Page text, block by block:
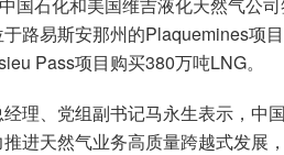
路易斯安那州的Plaquemines项
Pass项目购买380万吨LNG。
理、党组副书记马永生表示，中
进天然气业务高质量跨越式发展